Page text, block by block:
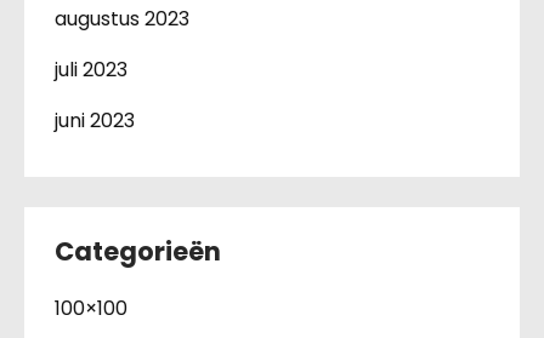
augustus 2023
juli 2023
juni 2023
Categorieën
100×100